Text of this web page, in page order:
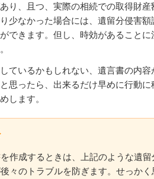
り、且つ、実際の相続での取得財産
少なかった場合には、遺留分侵害額
できます。但し、時効があることに
ているかもしれない、遺言書の内容
思ったら、出来るだけ早めに行動に
します。
作成するときは、上記のような遺
々のトラブルを防ぎます。せっか